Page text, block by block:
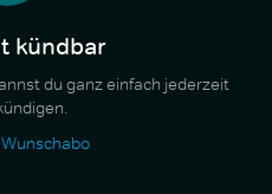
kündbar
du ganz einfach jederzeit